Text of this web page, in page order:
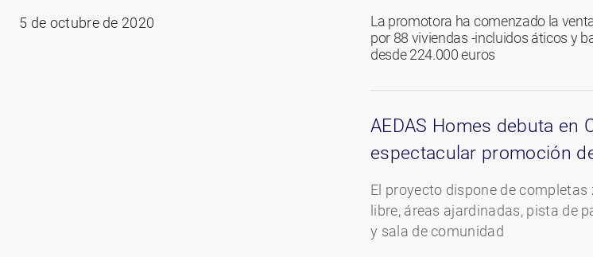
5 de octubre de 2020
La promotora ha comenzado la
por 88 viviendas -incluidos áticos y
desde 224.000 euros
AEDAS Homes debuta en
espectacular promoción
El proyecto dispone de
libre, áreas ajardinadas, pista de
y sala de comunidad